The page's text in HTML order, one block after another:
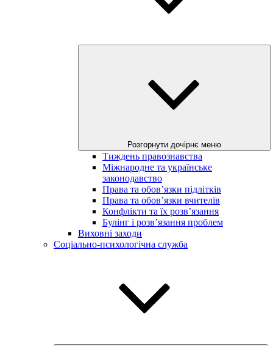
Розгорнути дочірнє меню
Тиждень правознавства
Міжнародне та українське
законодавство
Права та обов’язки підлітків
Права та обов’язки вчителів
Конфлікти та їх розв’язання
Булінг і розв’язання проблем
Виховні заходи
Соціально-психологічна служба